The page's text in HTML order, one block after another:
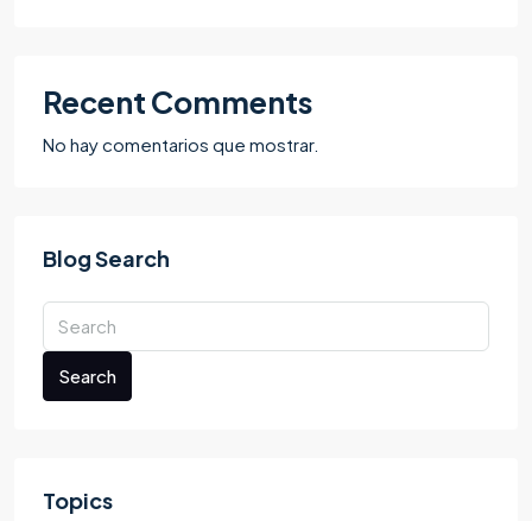
Recent Comments
No hay comentarios que mostrar.
Blog Search
Search
Topics